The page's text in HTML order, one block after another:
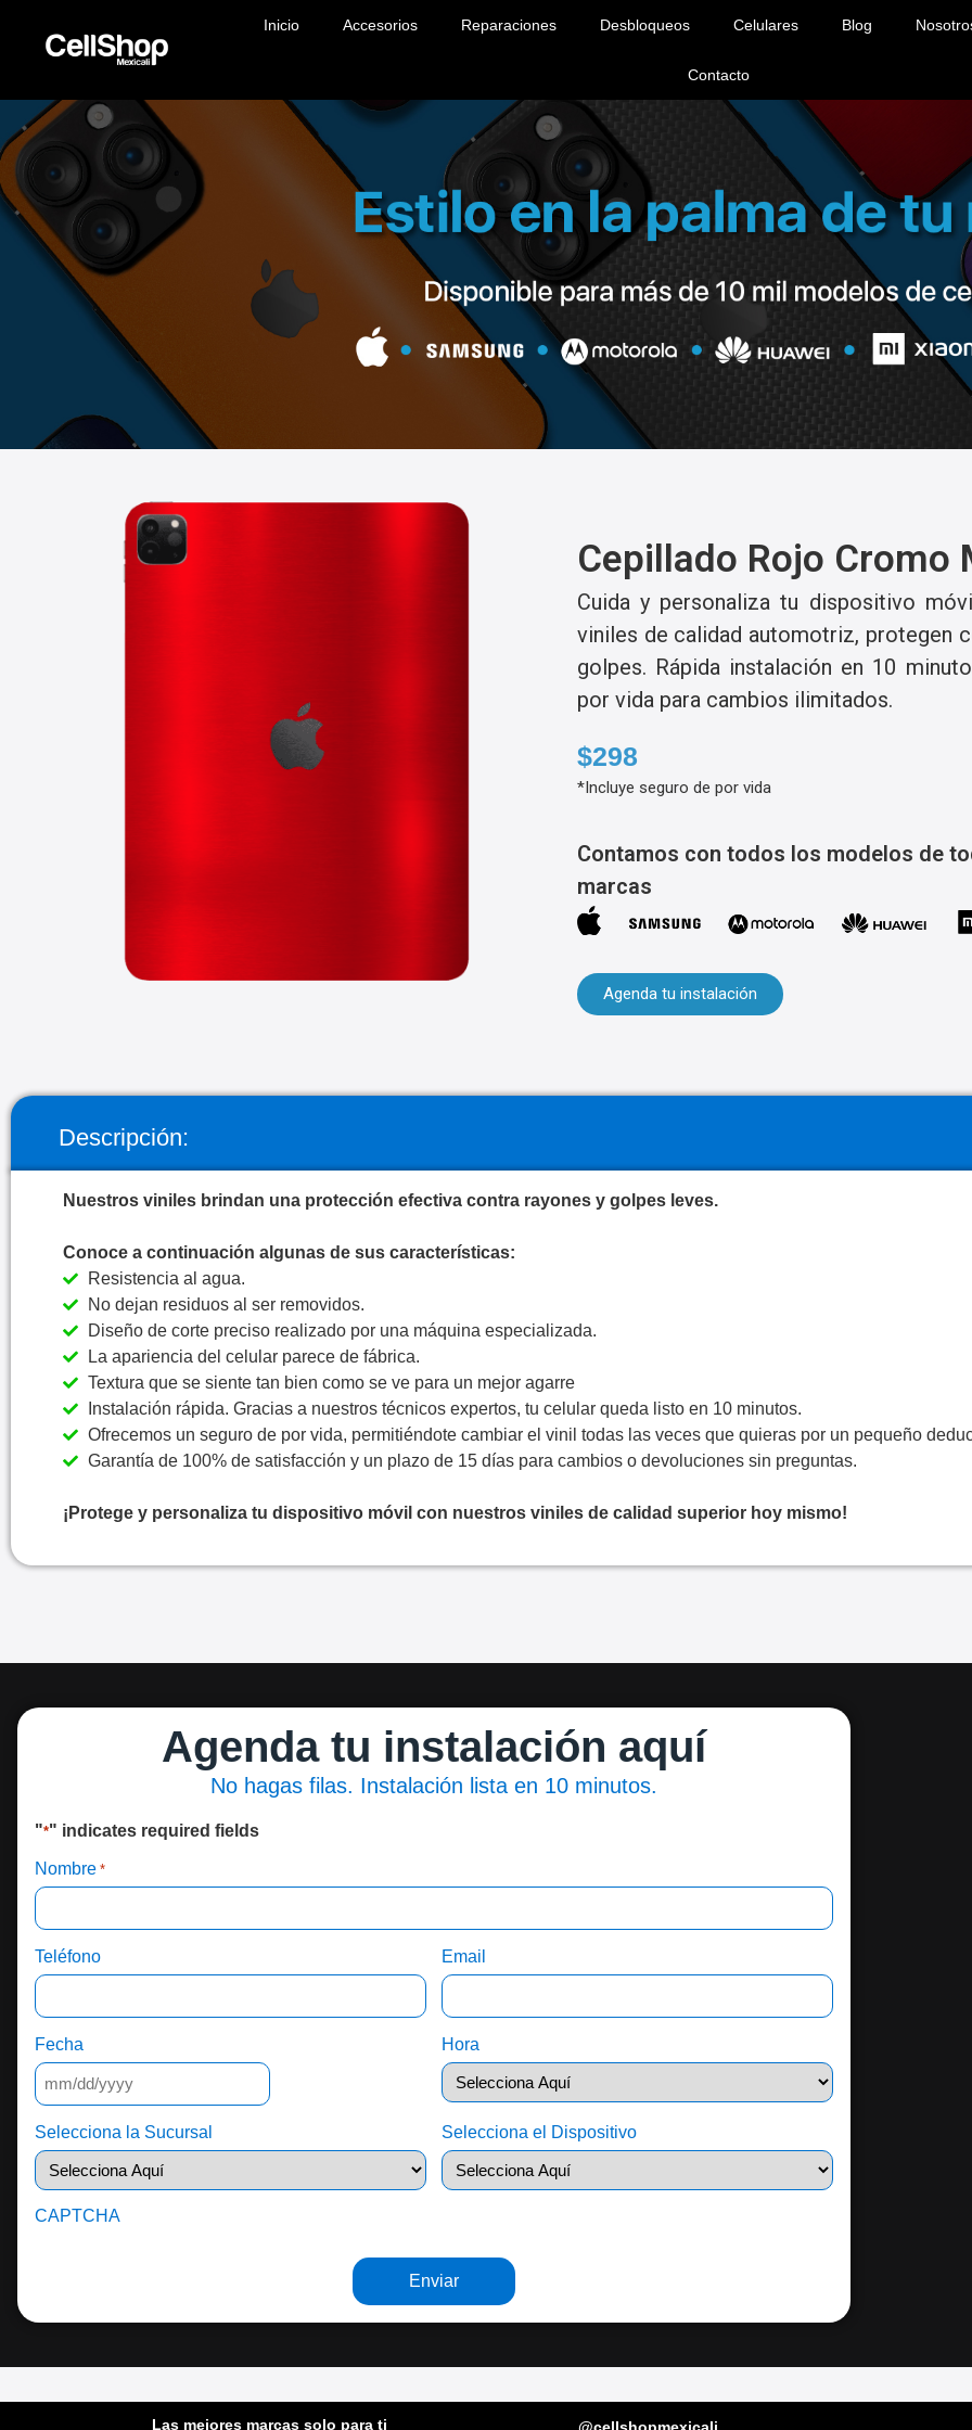
Inicio Accesorios Reparaciones Desbloqueos Celulares Blog
Contacto
Cepillado Rojo Cromo
Cuida y personaliza tu dispositivo
viniles de calidad automotriz, protegen
golpes. Rápida instalación en 10
por vida para cambios ilimitados.
$298
*Incluye seguro de por vida
Contamos con todos los modelos de
marcas
Agenda tu instalación
Descripción:
Nuestros viniles brindan una protección efectiva contra rayones y golpes leves.
Conoce a continuación algunas de sus características:
Resistencia al agua.
No dejan residuos al ser removidos.
Diseño de corte preciso realizado por una máquina especializada.
La apariencia del celular parece de fábrica.
Textura que se siente tan bien como se ve para un mejor agarre
Instalación rápida. Gracias a nuestros técnicos expertos, tu celular queda listo en 10 minutos.
Ofrecemos un seguro de por vida, permitiéndote cambiar el vinil todas las veces que quieras por un pequeño
Garantía de 100% de satisfacción y un plazo de 15 días para cambios o devoluciones sin preguntas.
¡Protege y personaliza tu dispositivo móvil con nuestros viniles de calidad superior hoy mismo!
Agenda tu instalación aquí
No hagas filas. Instalación lista en 10 minutos.
"*" indicates required fields
Nombre *
Teléfono Email
Fecha Hora
Selecciona la Sucursal Selecciona el Dispositivo
CAPTCHA
Las mejores marcas solo para ti